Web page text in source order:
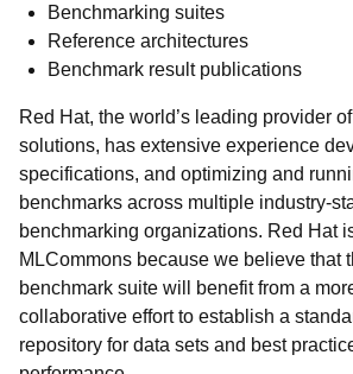
Benchmarking suites
Reference architectures
Benchmark result publications
Red Hat, the world’s leading provider
solutions, has extensive experience
specifications, and optimizing and
benchmarks across multiple industry-
benchmarking organizations. Red Hat
MLCommons because we believe that
benchmark suite will benefit from a
collaborative effort to establish a
repository for data sets and best